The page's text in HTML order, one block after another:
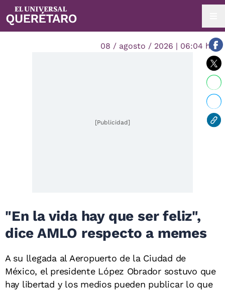
08 / agosto / 2026 | 06:04 hrs.
[Publicidad]
"En la vida hay que ser feliz",
dice AMLO respecto a memes
A su llegada al Aeropuerto de la Ciudad de
México, el presidente López Obrador sostuvo que
hay libertad y los medios pueden publicar lo que